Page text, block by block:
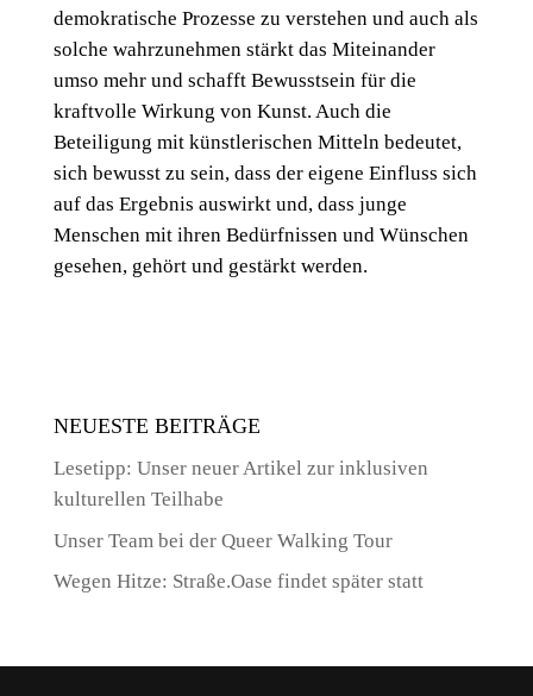
demokratische Prozesse zu verstehen und auch als
solche wahrzunehmen stärkt das Miteinander
umso mehr und schafft Bewusstsein für die
kraftvolle Wirkung von Kunst. Auch die
Beteiligung mit künstlerischen Mitteln bedeutet,
sich bewusst zu sein, dass der eigene Einfluss sich
auf das Ergebnis auswirkt und, dass junge
Menschen mit ihren Bedürfnissen und Wünschen
gesehen, gehört und gestärkt werden.
NEUESTE BEITRÄGE
Lesetipp: Unser neuer Artikel zur inklusiven
kulturellen Teilhabe
Unser Team bei der Queer Walking Tour
Wegen Hitze: Straße.Oase findet später statt